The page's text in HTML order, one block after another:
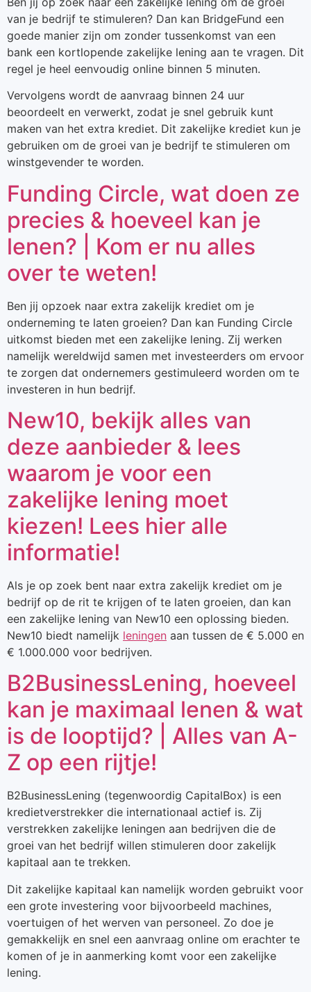
van je bedrijf te stimuleren? Dan kan BridgeFund een
goede manier zijn om zonder tussenkomst van een
bank een kortlopende zakelijke lening aan te vragen. Dit
regel je heel eenvoudig online binnen 5 minuten.
Vervolgens wordt de aanvraag binnen 24 uur
beoordeelt en verwerkt, zodat je snel gebruik kunt
maken van het extra krediet. Dit zakelijke krediet kun je
gebruiken om de groei van je bedrijf te stimuleren om
winstgevender te worden.
Funding Circle, wat doen ze
precies & hoeveel kan je
lenen? | Kom er nu alles
over te weten!
Ben jij opzoek naar extra zakelijk krediet om je
onderneming te laten groeien? Dan kan Funding Circle
uitkomst bieden met een zakelijke lening. Zij werken
namelijk wereldwijd samen met investeerders om ervoor
te zorgen dat ondernemers gestimuleerd worden om te
investeren in hun bedrijf.
New10, bekijk alles van
deze aanbieder & lees
waarom je voor een
zakelijke lening moet
kiezen! Lees hier alle
informatie!
Als je op zoek bent naar extra zakelijk krediet om je
bedrijf op de rit te krijgen of te laten groeien, dan kan
een zakelijke lening van New10 een oplossing bieden.
New10 biedt namelijk leningen aan tussen de € 5.000 en
€ 1.000.000 voor bedrijven.
B2BusinessLening, hoeveel
kan je maximaal lenen & wat
is de looptijd? | Alles van A-
Z op een rijtje!
B2BusinessLening (tegenwoordig CapitalBox) is een
kredietverstrekker die internationaal actief is. Zij
verstrekken zakelijke leningen aan bedrijven die de
groei van het bedrijf willen stimuleren door zakelijk
kapitaal aan te trekken.
Dit zakelijke kapitaal kan namelijk worden gebruikt voor
een grote investering voor bijvoorbeeld machines,
voertuigen of het werven van personeel. Zo doe je
gemakkelijk en snel een aanvraag online om erachter te
komen of je in aanmerking komt voor een zakelijke
lening.